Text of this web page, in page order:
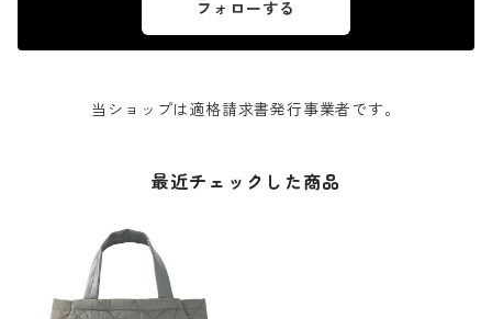
フォローする
当ショップは適格請求書発行事業者です。
最近チェックした商品